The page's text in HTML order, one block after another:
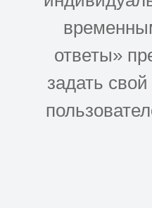
ответы»
задать